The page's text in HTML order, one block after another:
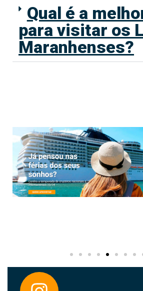
Qual é a
para visitar os
Maranhenses?